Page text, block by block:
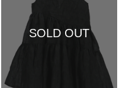
SOLD OUT